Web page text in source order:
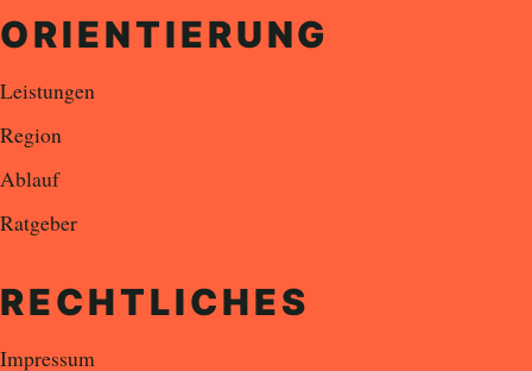
ORIENTIERUNG
Leistungen
Region
Ablauf
Ratgeber
RECHTLICHES
Impressum